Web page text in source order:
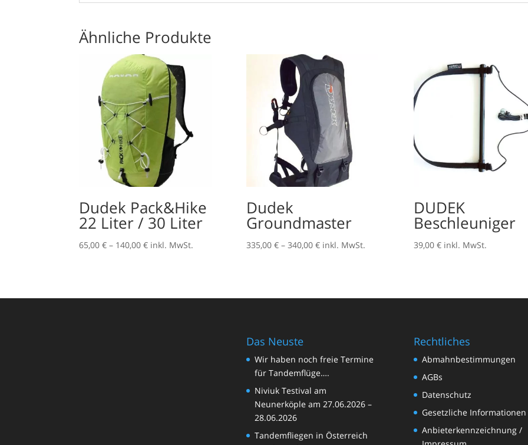
Ähnliche Produkte
Dudek Pack&Hike
22 Liter / 30 Liter
65,00€ – 140,00€Preisspanne:
inkl. MwSt.
Dudek
Groundmaster
335,00 € – 340,00 €Preisspanne:
inkl. MwSt.
DUDEK
Beschleuniger
39,00 € inkl. MwSt.
Das Neuste
Wir haben noch freie Termine
für Tandemflüge….
Niviuk Testival am
Neunerköple am 27.06.2026 –
28.06.2026
Tandemfliegen in Österreich
Rechtliches
Abmahnbestimmungen
AGBs
Datenschutz
Gesetzliche Informationen
Anbieterkennzeichnung /